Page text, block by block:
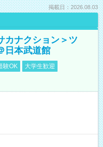
掲載日：2026.08.03
カナクション＞ツ
日本武道館
験OK
大学生歓迎